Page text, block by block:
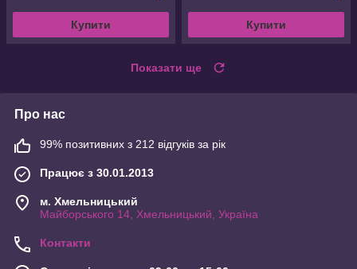
Купити Купити
Показати ще
Про нас
99% позитивних з 212 відгуків за рік
Працює з 30.01.2013
м. Хмельницький
Майборського 14, Хмельницький, Україна
Контакти